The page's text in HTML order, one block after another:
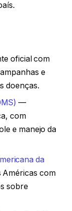
oficial com
e
doenças.
—
com
e manejo da
da
com
sobre